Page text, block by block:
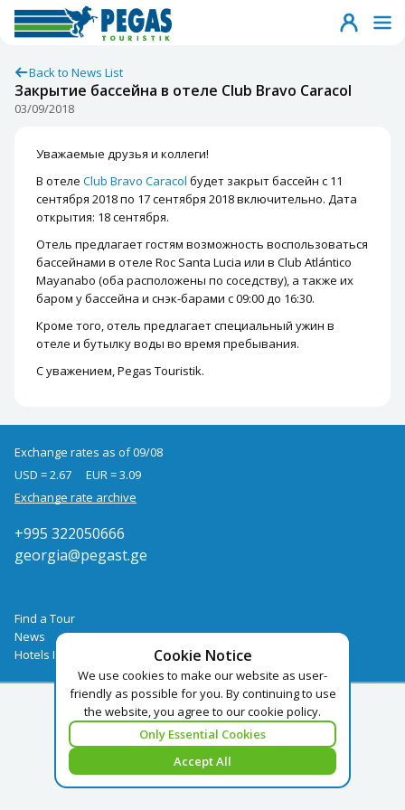
Back to News List
Закрытие бассейна в отеле Club Bravo Caracol
03/09/2018
Уважаемые друзья и коллеги!
В отеле Club Bravo Caracol будет закрыт бассейн с 11
сентября 2018 по 17 сентября 2018 включительно. Дата
открытия: 18 сентября.
Отель предлагает гостям возможность воспользоваться
бассейнами в отеле Roc Santa Lucia или в Club Atlántico
Mayanabo (оба расположены по соседству), а также их
баром у бассейна и снэк-барами с 09:00 до 16:30.
Кроме того, отель предлагает специальный ужин в
отеле и бутылку воды во время пребывания.
С уважением, Pegas Touristik.
Cookie Notice
We use cookies to make our website as user-
friendly as possible for you. By continuing to use
the website, you agree to our cookie policy.
Only Essential Cookies
Accept All
Exchange rates as of 09/08
USD = 2.67
EUR = 3.09
Exchange rate archive
+995 322050666
georgia@pegast.ge
Find a Tour
News
Hotels Booking